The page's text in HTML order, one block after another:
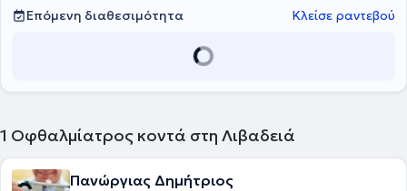
Επόμενη διαθεσιμότητα
Κλείσε ραντεβού
1 Οφθαλμίατρος κοντά στη Λιβαδειά
Πανώργιας Δημήτριος